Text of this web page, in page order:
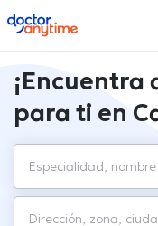
doctoranytime
¡Encuentra
para ti en